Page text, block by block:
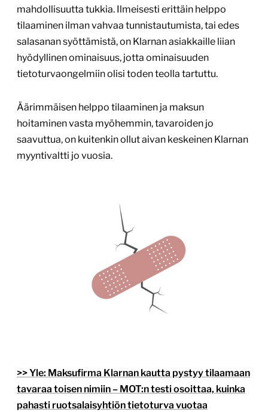
mahdollisuutta tukkia. Ilmeisesti erittäin helppo
tilaaminen ilman vahvaa tunnistautumista, tai edes
salasanan syöttämistä, on Klarnan asiakkaille liian
hyödyllinen ominaisuus, jotta ominaisuuden
tietoturvaongelmiin olisi toden teolla tartuttu.
Äärimmäisen helppo tilaaminen ja maksun
hoitaminen vasta myöhemmin, tavaroiden jo
saavuttua, on kuitenkin ollut aivan keskeinen Klarnan
myyntivaltti jo vuosia.
>> Yle: Maksufirma Klarnan kautta pystyy tilaamaan
tavaraa toisen nimiin – MOT:n testi osoittaa, kuinka
pahasti ruotsalaisyhtiön tietoturva vuotaa